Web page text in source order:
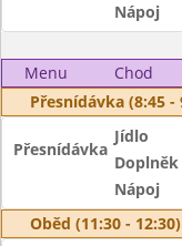
Nápoj
Menu Chod
Přesnídávka (8:45 -
Přesnídávka
Jídlo
Doplněk
Nápoj
Oběd (11:30 - 12:30)